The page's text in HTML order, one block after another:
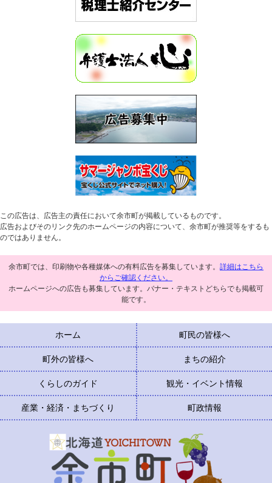
この広告は、広告主の責任において余市町が掲載しているものです。
広告およびそのリンク先のホームページの内容について、余市町が推奨等をするも
のではありません。
余市町では、印刷物や各種媒体への有料広告を募集しています。 詳細はこちら
からご確認ください。
ホームページへの広告も募集しています。バナー・テキストどちらでも掲載可
能です。
ホーム 町民の皆様へ
町外の皆様へ まちの紹介
くらしのガイド 観光・イベント情報
産業・経済・まちづくり 町政情報